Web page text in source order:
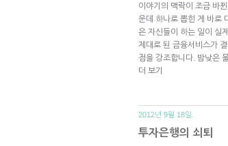
이야기의 맥락이 조금 바
운데 하나로 뽑힌 게 바로
은 자신들이 하는 일이 실
제대로 된 금융서비스가
점을 강조합니다. 밤낮은
더 보기
2012년 9월 18일.
투자은행의 쇠퇴